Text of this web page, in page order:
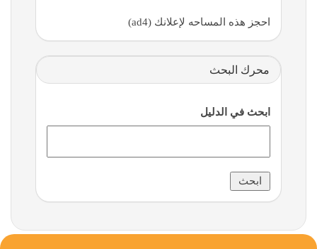
احجز هذه المساحه لإعلانك (ad4)
محرك البحث
ابحث في الدليل